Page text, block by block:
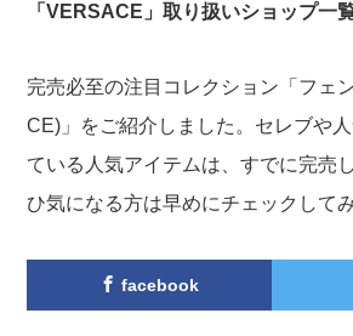
「VERSACE 」取り扱いショップ一
完売必至の注目コレクション「フェ
CE)」をご紹介しました。セレブや
ている人気アイテムは、すでに完売
ひ気になる方は早めにチェックして
facebook